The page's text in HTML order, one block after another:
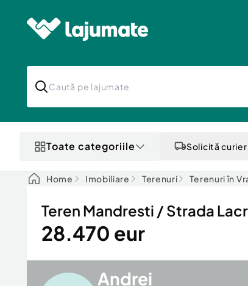
Toate categoriile Solicită curier
Home Imobiliare Terenuri Terenuri în
Teren Mandresti / Strada
28.470 eur
Andrei